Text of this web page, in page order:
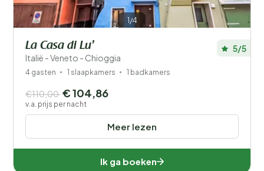
1/4
La Casa di Lu'
Italië - Veneto - Chioggia
5/5
4 gasten 1 slaapkamers 1 badkamers
Meer lezen
€110,00 € 104,86
v.a. prijs per nacht
Ik ga boeken